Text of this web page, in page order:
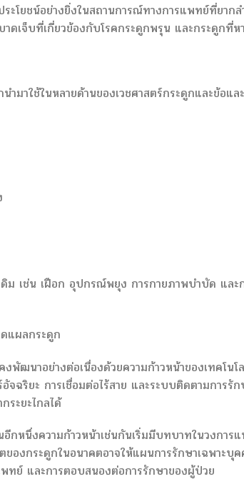
ะโยชน์อย่างยิ่งในสถานการณ์ทางการแพทย์ที่ยาก
ดเจ็บที่เกี่ยวข้องกับโรคกระดูกพรุน และกระดูกที่ห
ำมาใช้ในหลายด้านของเวชศาสตร์กระดูกและข้อแ
ม เช่น เฝือก อุปกรณ์พยุง การกายภาพบำบัด และ
แผลกระดูก
พัฒนาอย่างต่อเนื่องด้วยความก้าวหน้าของเทคโน
ฉริยะ การเชื่อมต่อไร้สาย และระบบติดตามการรั
ระยะไกลได้
กหนึ่งความก้าวหน้าเช่นกันเริ่มมีบทบาทในวงการ
ของกระดูกในอนาคตอาจให้แผนการรักษาเฉพาะบุ
ทย์ และการตอบสนองต่อการรักษาของผู้ป่วย